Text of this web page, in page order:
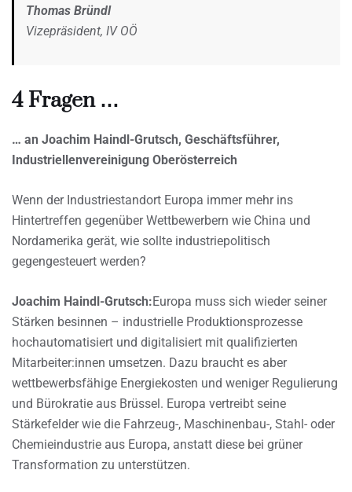
Thomas Bründl
Vizepräsident, IV OÖ
4 Fragen …
… an Joachim Haindl-Grutsch, Geschäftsführer,
Industriellenvereinigung Oberösterreich
Wenn der Industriestandort Europa immer mehr ins
Hintertreffen gegenüber Wettbewerbern wie China und
Nordamerika gerät, wie sollte industriepolitisch
gegengesteuert werden?
Joachim Haindl-Grutsch:Europa muss sich wieder seiner
Stärken besinnen – industrielle Produktionsprozesse
hochautomatisiert und digitalisiert mit qualifizierten
Mitarbeiter:innen umsetzen. Dazu braucht es aber
wettbewerbsfähige Energiekosten und weniger Regulierung
und Bürokratie aus Brüssel. Europa vertreibt seine
Stärkefelder wie die Fahrzeug-, Maschinenbau-, Stahl- oder
Chemieindustrie aus Europa, anstatt diese bei grüner
Transformation zu unterstützen.